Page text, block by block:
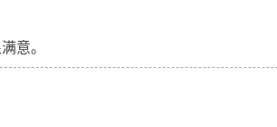
《光年》
意。